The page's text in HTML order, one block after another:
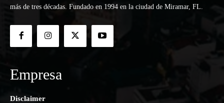
más de tres décadas. Fundado en 1994 en la ciudad de Miramar, FL.
Empresa
Disclaimer